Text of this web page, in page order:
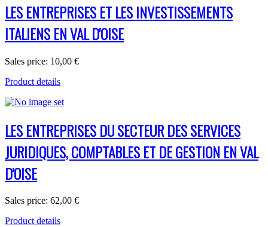
LES ENTREPRISES ET LES INVESTISSEMENTS
ITALIENS EN VAL D'OISE
Sales price: 10,00 €
Product details
LES ENTREPRISES DU SECTEUR DES SERVICES
JURIDIQUES, COMPTABLES ET DE GESTION EN VAL
D'OISE
Sales price: 62,00 €
Product details